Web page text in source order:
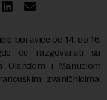
boraviće od 14. do 16.
će razgovarati sa
Olandom i Manuelom
zvaničnicima,